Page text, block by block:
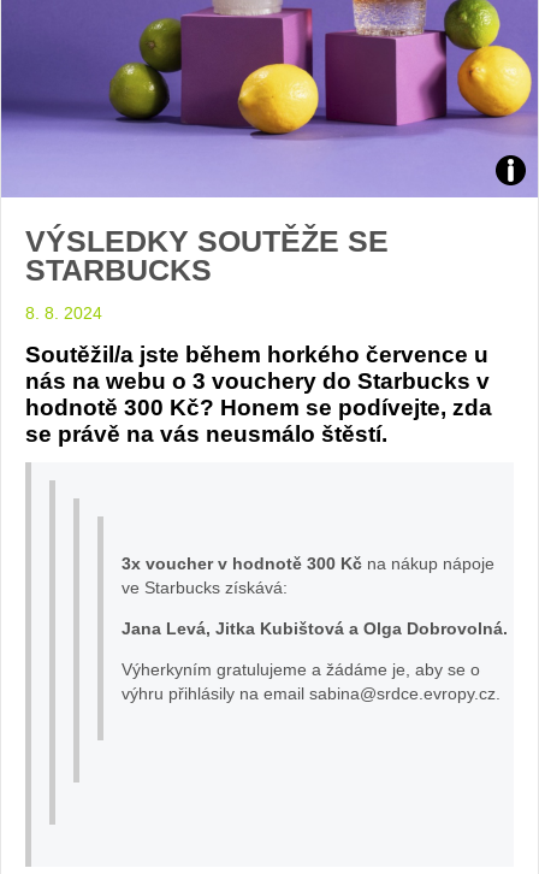
foto
VÝSLEDKY SOUTĚŽE SE
STARBUCKS
8. 8. 2024
Soutěžil/a jste během horkého července u
nás na webu o 3 vouchery do Starbucks v
hodnotě 300 Kč? Honem se podívejte, zda
se právě na vás neusmálo štěstí.
3x voucher v hodnotě 300 Kč na nákup nápoje
ve Starbucks získává:
Jana Levá, Jitka Kubištová a Olga Dobrovolná.
Výherkyním gratulujeme a žádáme je, aby se o
výhru přihlásily na email sabina@srdce.evropy.cz.